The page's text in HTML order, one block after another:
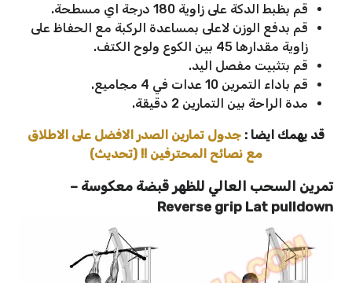
قم بظبط الدكة على زاوية 180 درجة اي مسطحة.
قم بدفع الوزن لاعلى بمساعدة الركبة مع الحفاظ على
زاوية مقدارها 45 بين الكوع ولوح الكتف.
قم بتثبيت مفصل اليد.
قم باداء التمرين 10 عدات في 4 مجاميع.
مدة الراحة بين التمارين 2 دقيقة.
قد يهمك ايضا : جدول تمارين الصدر الافضل على الاطلاق
مع نصائح المحترفين !! (تحديث)
تمرين السحب العالي للظهر قبضة معكوسة –
Reverse grip Lat pulldown